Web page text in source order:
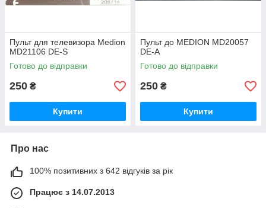
Пульт для телевизора Medion
MD21106 DE-S
Готово до відправки
250 ₴
Купити
Пульт до MEDION MD20057
DE-A
Готово до відправки
250 ₴
Купити
Про нас
100% позитивних з 642 відгуків за рік
Працює з 14.07.2013